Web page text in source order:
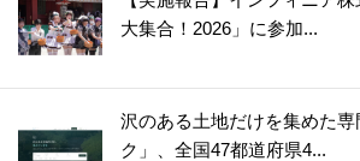
大集合！2026」に参加...
沢のある土地だけを集めた
ク」、全国47都道府県4...